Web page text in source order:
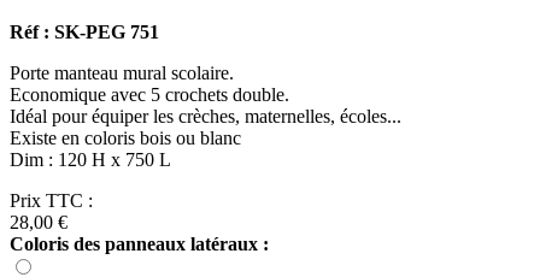
Réf : SK-PEG 751
Porte manteau mural scolaire.
Economique avec 5 crochets double.
Idéal pour équiper les crèches, maternelles, écoles...
Existe en coloris bois ou blanc
Dim : 120 H x 750 L
Prix TTC :
28,00 €
Coloris des panneaux latéraux :